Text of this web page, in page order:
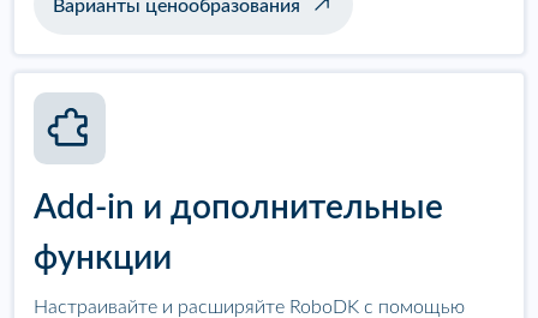
Варианты ценообразования
Add-in и дополнительные
функции
Настраивайте и расширяйте RoboDK с помощью